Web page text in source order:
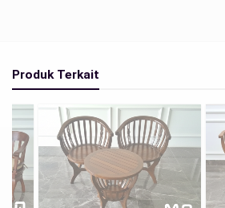
Produk Terkait